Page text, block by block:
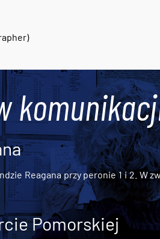
Reagana przy peronie 1 i 2. W
Pomorskiej